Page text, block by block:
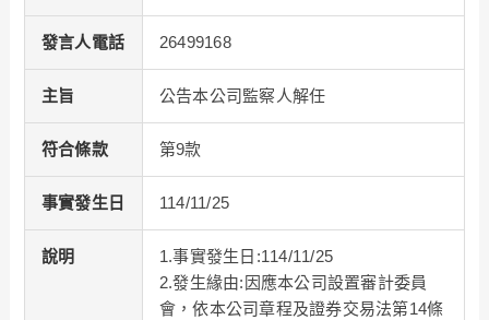
發言人電話 26499168
主旨 公告本公司監察人解任
符合條款 第9款
事實發生日 114/11/25
說明
1.事實發生日:114/11/25
2.發生緣由:因應本公司設置審計委員
會，依本公司章程及證券交易法第14條